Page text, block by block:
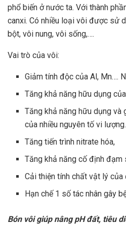
phổ biến ở nước ta. Với thành
canxi. Có nhiều loại vôi được sử
bột, vôi nung, vôi sống,….
Vai trò của vôi:
Giảm tính độc của Al, Mn….
Tăng khả năng hữu dụng
Tăng khả năng hữu dụng và
của nhiều nguyên tố vi lượng.
Tăng tiến trình nitrate hóa,
Tăng khả năng cố định đạm
Cải thiện tính chất vật lý của
Hạn chế 1 số tác nhân gây
Bón vôi giúp nâng pH đất, tiêu